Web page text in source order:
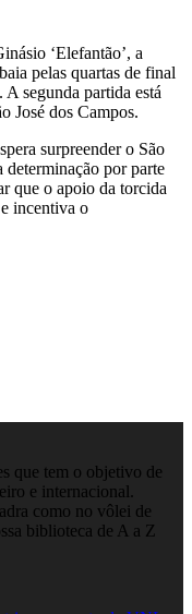
‘Elefantão’, a
pelas quartas de final
segunda partida está
José dos Campos.
surpreender o São
determinação por parte
que o apoio da torcida
incentiva o
que tem o objetivo de
e internacional.
como no vôlei de
biblioteca de A a Z